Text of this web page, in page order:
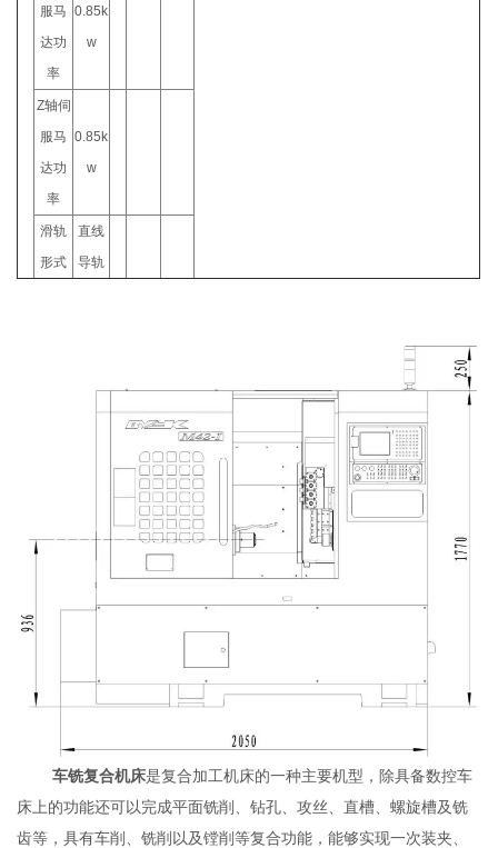
服马
达功
率
0.85k
w
Z轴伺
服马
达功
率
0.85k
w
滑轨
形式
直线
导轨
车铣复合机床是复合加工机床的一种主要机型，除具备数控车
床上的功能还可以完成平面铣削、钻孔、攻丝、直槽、螺旋槽及铣
齿等，具有车削、铣削以及镗削等复合功能，能够实现一次装夹、